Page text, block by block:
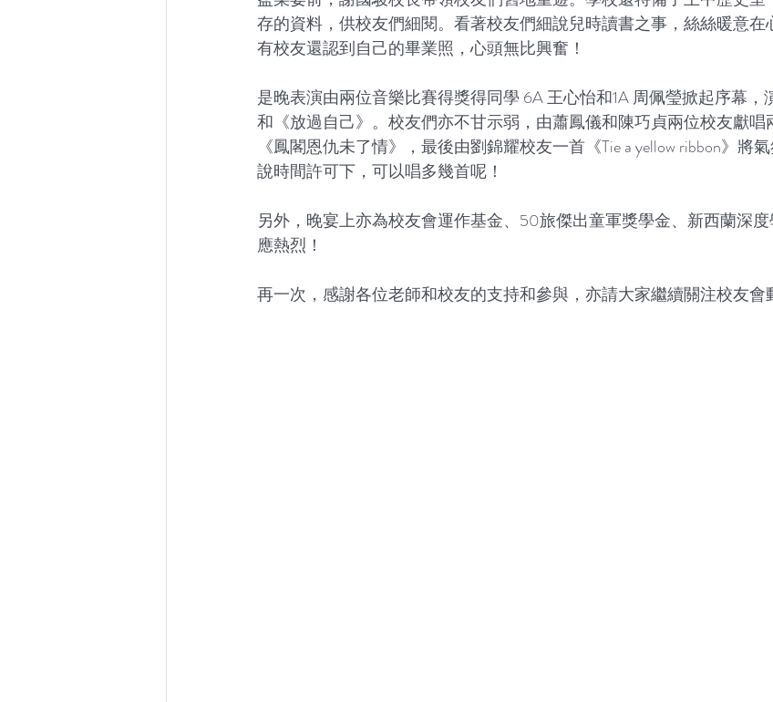
存的資料，供校友們細閱。看著校友們細說兒時讀書之事，絲絲暖意在
有校友還認到自己的畢業照，心頭無比興奮！
是晚表演由兩位音樂比賽得獎得同學 6A 王心怡和1A 周佩瑩掀起序幕，
和《放過自己》。校友們亦不甘示弱，由蕭鳳儀和陳巧貞兩位校友獻唱
《鳳閣恩仇未了情》，最後由劉錦耀校友一首《Tie a yellow ribbon》將
說時間許可下，可以唱多幾首呢！
另外，晚宴上亦為校友會運作基金、50旅傑出童軍獎學金、新西蘭深
應熱烈！
再一次，感謝各位老師和校友的支持和參與，亦請大家繼續關注校友會